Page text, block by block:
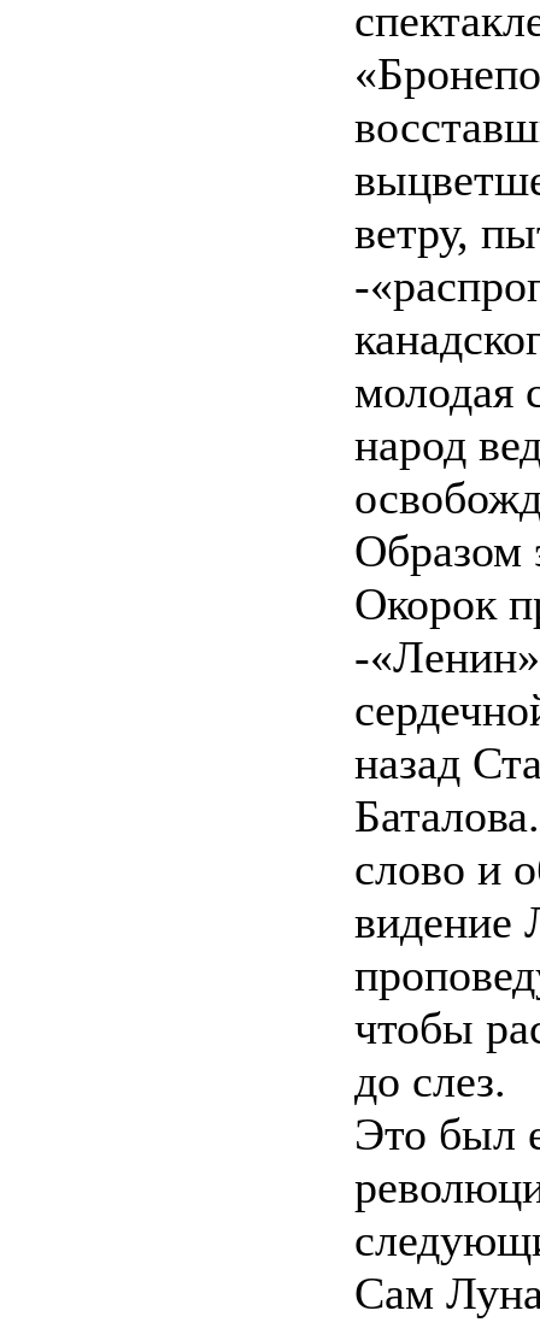
ветру,
-
молодая
народ
Образом
Окорок
-
назад
слово и
видение
чтобы
до слез.
Это был
Сам